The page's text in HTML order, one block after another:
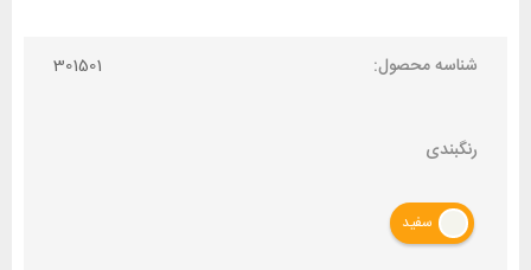
شناسه محصول: 301501
رنگبندی
سفید